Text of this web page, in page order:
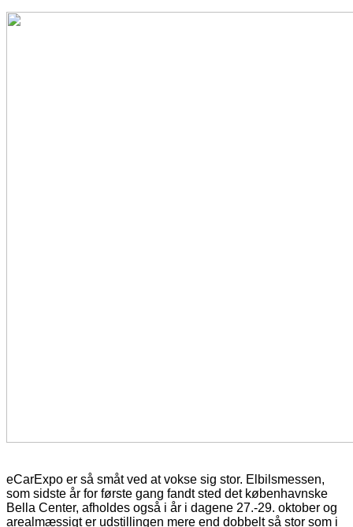
eCarExpo er så småt ved at vokse sig stor. Elbilsmessen,
som sidste år for første gang fandt sted det københavnske
Bella Center, afholdes også i år i dagene 27.-29. oktober og
arealmæssigt er udstillingen mere end dobbelt så stor som i